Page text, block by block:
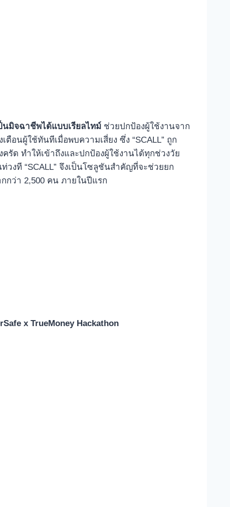
นมิจฉาชีพได้แบบเรียลไทม์ ช่วยปกป้องผู้ใช้งานจาก
อนผู้ใช้ทันทีเมื่อพบความเสี่ยง ซึ่ง “SCALL” ถูก
รัด ทำให้เข้าถึงและปกป้องผู้ใช้งานได้ทุกช่วงวัย
งที “SCALL” จึงเป็นโซลูชันสำคัญที่จะช่วยยก
กว่า 2,500 คน ภายในปีแรก
x TrueMoney Hackathon